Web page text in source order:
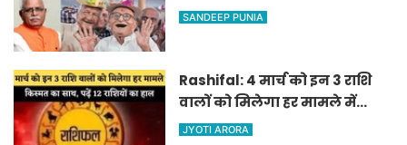
वाले बुजुर्गों को भी मिलेगी बुढ़ापा
SANDEEP PUNIA
Rashifal: 4 मार्च को इन 3 राशि
वालों को मिलेगा हर मामले में
किस्मत का साथ, पढ़ें 12 राशियों का
JYOTI ARORA